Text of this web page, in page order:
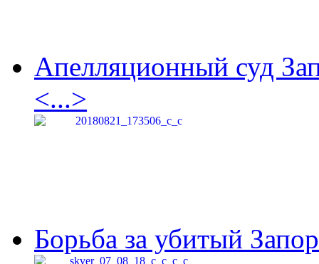
Апелляционный суд
<...>
Борьба за убитый